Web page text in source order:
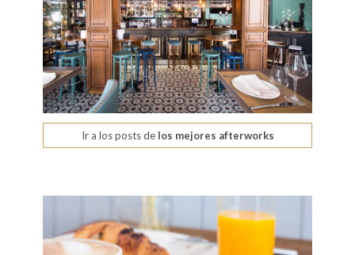
Ir a los posts delos mejores afterworks